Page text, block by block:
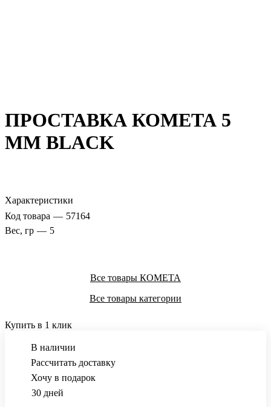
ПРОСТАВКА КОМЕТА 5
ММ BLACK
Характеристики
Код товара — 57164
Вес, гр — 5
Все товары КОМЕТА
Все товары категории
Купить в 1 клик
В наличии
Рассчитать доставку
Хочу в подарок
30 дней